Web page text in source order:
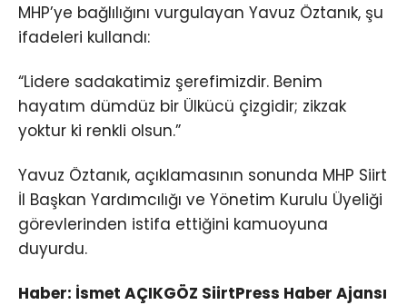
MHP’ye bağlılığını vurgulayan Yavuz Öztanık, şu
ifadeleri kullandı:
“Lidere sadakatimiz şerefimizdir. Benim
hayatım dümdüz bir Ülkücü çizgidir; zikzak
yoktur ki renkli olsun.”
Yavuz Öztanık, açıklamasının sonunda MHP Siirt
İl Başkan Yardımcılığı ve Yönetim Kurulu Üyeliği
görevlerinden istifa ettiğini kamuoyuna
duyurdu.
Haber: İsmet AÇIKGÖZ SiirtPress Haber Ajansı